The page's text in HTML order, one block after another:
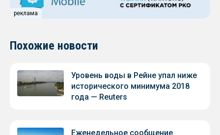
реклама
Похожие новости
Уровень воды в Рейне упал ниже
исторического минимума 2018
года — Reuters
Еженедельное сообщение